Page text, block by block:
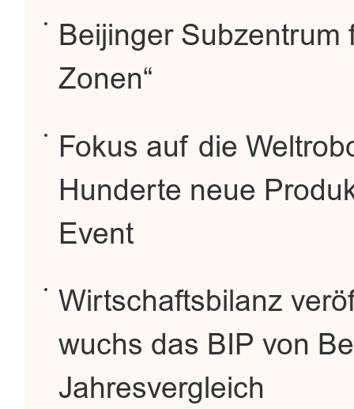
Beijinger Subzentrum
Zonen“
Fokus auf die
Hunderte neue
Event
Wirtschaftsbilanz
wuchs das BIP von
Jahresvergleich